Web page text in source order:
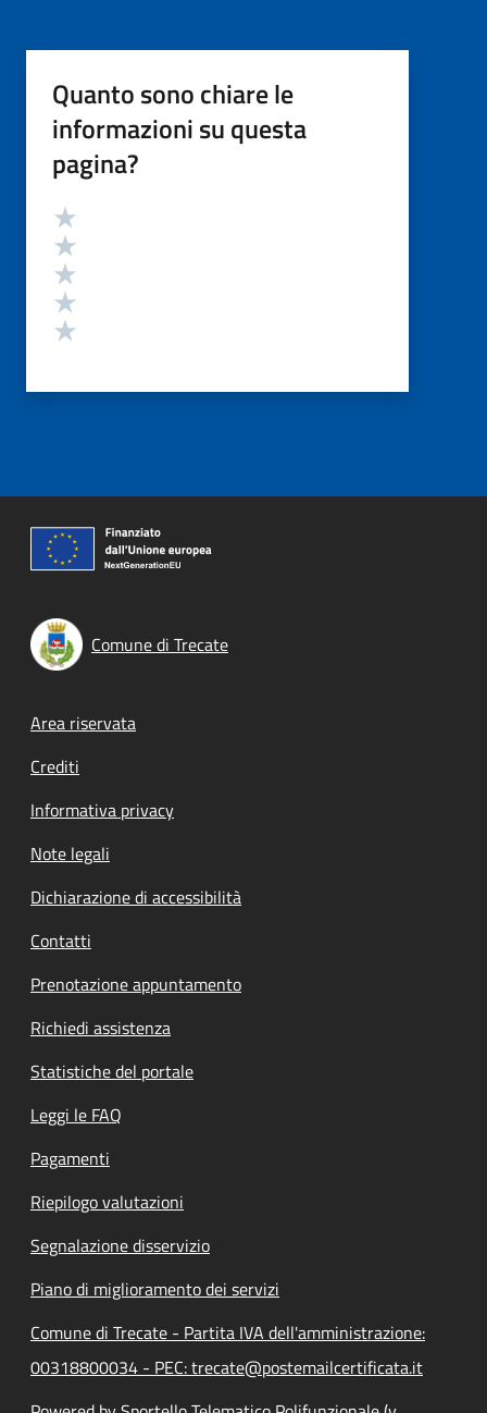
Quanto sono chiare le
informazioni su questa
pagina?
Valutazione
Comune di Trecate
Footer menu
Area riservata
Crediti
Informativa privacy
Note legali
Dichiarazione di accessibilità
Contatti
Prenotazione appuntamento
Richiedi assistenza
Statistiche del portale
Leggi le FAQ
Pagamenti
Riepilogo valutazioni
Segnalazione disservizio
Piano di miglioramento dei servizi
Comune di Trecate - Partita IVA dell'amministrazione:
00318800034 - PEC: trecate@postemailcertificata.it